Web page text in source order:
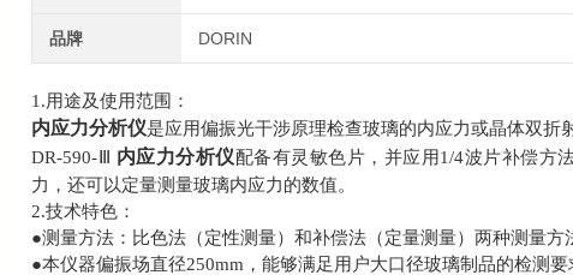
品牌 DORIN
1.用途及使用范围：
内应力分析仪是应用偏振光干涉原理检查玻璃的内应力或晶体双折
DR-590-Ⅲ 内应力分析仪配备有灵敏色片，并应用1/4波片补偿方
力，还可以定量测量玻璃内应力的数值。
2.技术特色：
●测量方法：比色法（定性测量）和补偿法（定量测量）两种测量方
●本仪器偏振场直径250mm，能够满足用户大口径玻璃制品的检测要